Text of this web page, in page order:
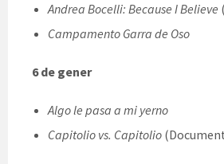
Andrea Bocelli: Because I Believe
Campamento Garra de Oso
6 de gener
Algo le pasa a mi yerno
Capitolio vs. Capitolio